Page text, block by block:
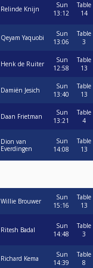
Relinde Knijn
Sun
13:12
Table
14
Qeyam Yaquobi
Sun
13:06
Table
3
Henk de Ruiter
Sun
12:58
Table
13
Damiën Jesich
Sun
13:40
Table
13
Daan Frietman
Sun
13:21
Table
4
Dion van
Everdingen
Sun
14:08
Table
13
Willie Brouwer
Sun
15:16
Table
13
Ritesh Badal
Sun
14:48
Table
3
Richard Kema
Sun
14:39
Table
8